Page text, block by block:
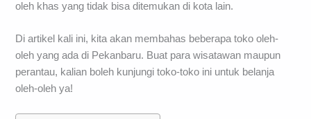
oleh khas yang tidak bisa ditemukan di kota lain.
Di artikel kali ini, kita akan membahas beberapa toko oleh-
oleh yang ada di Pekanbaru. Buat para wisatawan maupun
perantau, kalian boleh kunjungi toko-toko ini untuk belanja
oleh-oleh ya!